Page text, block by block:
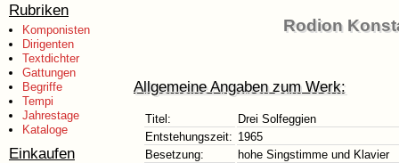
Rubriken
Komponisten
Dirigenten
Textdichter
Gattungen
Begriffe
Tempi
Jahrestage
Kataloge
Einkaufen
Rodion
Allgemeine Angaben zum Werk:
Titel:
Drei Solfeggien
Entstehungszeit: 1965
Besetzung:
hohe Singstimme und Klavier